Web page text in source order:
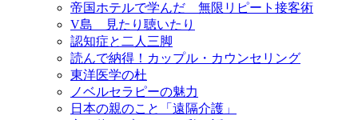
帝国ホテルで学んだ 無限リピート接客術
V島 見たり聴いたり
認知症と二人三脚
読んで納得！カップル・カウンセリング
東洋医学の杜
ノベルセラピーの魅力
日本の親のこと「遠隔介護」